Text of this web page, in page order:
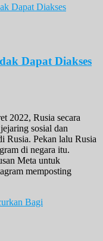
Dapat Diakses
2022, Rusia secara
sosial dan
Rusia. Pekan lalu Rusia
di negara itu.
Meta untuk
memposting